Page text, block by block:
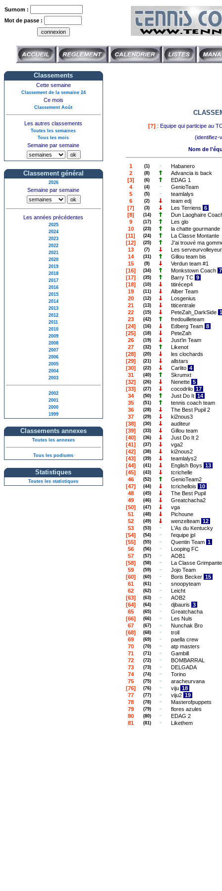
Surnom :
Mot de passe :
Classements
Cette semaine
Classement de la semaine 24
Ce mois
Classement Août
Les autres classements
Toutes les semaines
Tous les mois
Semaine par semaine
Classement général
2026
Semaine par semaine
Les années précédentes
2025
2024
2023
2022
2021
2020
2019
2018
2017
2016
2015
2014
2013
2012
2011
2010
2009
2008
2007
2006
2005
2004
2003
2002
2001
2000
1999
Classements annexes
Toutes les annexes
Tous les podiums
Statistiques
Toutes les statistiques
[?] : Equipe qui participe au
(identifiez-
Nom de
1 (1)
Habanero
2
(8)
Advancia is back
[3]
(6)
EDAG 1
4
(4)
GenioTeam
5
(5)
teamlalys
6
(2)
team edj
[7]
(3) Les Terriens 6
[8]
(14)
Dun Laoghaire
9
(17)
Les glo
10
(23)
la chatte gourmande
[11]
(24)
La Classe Montante
[12]
(25)
J'ai trouvé ma
13
(7)
Les serveurvolleyeur
14
(31)
Gillou team bis
15
(9)
Verdun team #1
[16]
(34) Monkstown Coach
[17]
(35) Barry TC 9
[18]
(10)
titirécep4
19
(11)
Alber Team
20
(12)
Losgenius
21
(13)
titicentrale
22
(15) PeteZah_DarkSide
23
(42)
fredouilleteam
[24]
(16) Edberg Team 8
[25]
(18)
PeteZah
26
(19)
Just'in Team
27
(32)
Likenot
[28]
(20)
les clochards
[29]
(21)
allstars
[30]
(22) Carlito 4
31
(40)
Skrumxt
[32]
(26) Nenette 5
[33]
(27) cocodrilo 17
34
(50) Just Do It 14
35
(51)
tennis coach team
36
(28)
The Best Pupil 2
37
(29)
ki2nous3
[38]
(30)
auditeur
[39]
(33)
Gillou team
[40]
(36)
Just Do It 2
[41]
(37)
vga2
[42]
(38)
ki2nous2
[43]
(39)
teamlalys2
[44]
(41) English Boys 13
[45]
(43)
tcrichelle
46
(52)
GenioTeam2
[47]
(44) tcrichellois 10
48
(45)
The Best Pupil
49
(46)
Greatchacha2
[50]
(47)
vga
51
(48)
Pichoune
52
(49) wenzelteam 12
53
(53)
L'As du Kentucky
[54]
(54)
l'equipe jpl
[55]
(55) Quentin Team 1
56
(56)
Looping FC
57
(57)
AOB1
[58]
(58)
La Classe Grimpante
59
(59)
Jojo Team
[60]
(60) Boris Becker 15
61
(61)
snoopyteam
62
(62)
Leicht
[63]
(63)
AOB2
[64]
(64) djbauris 3
65
(65)
Greatchacha
[66]
(66)
Les Nuls
67
(67)
Nunchak Bro
[68]
(68)
troll
69
(69)
paella crew
70
(70)
atp masters
71
(71)
Gambill
72
(72)
BOMBARRAL
73
(73)
DELGADA
74
(74)
Torino
75
(75)
aracheurvana
[76]
(76) viju 18
77
(77) viju2 19
78
(78)
Masterofpuppets
79
(79)
flores azules
80
(80)
EDAG 2
81
(81) Likethem